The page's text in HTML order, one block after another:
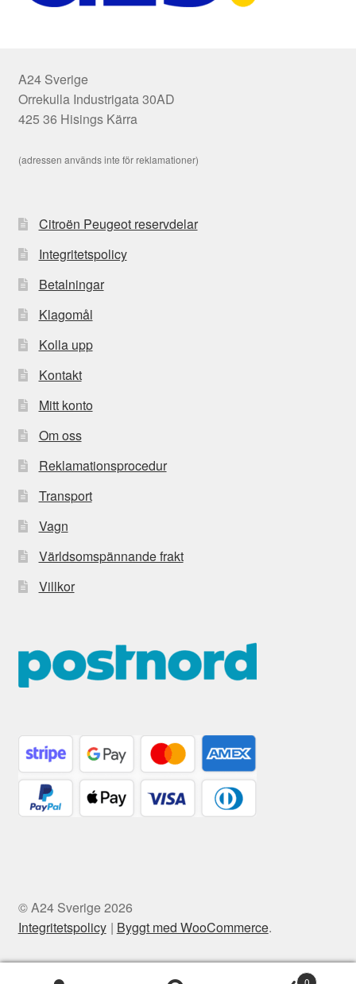
A24 Sverige
Orrekulla Industrigata 30AD
425 36 Hisings Kärra
(adressen används inte för reklamationer)
Citroën Peugeot reservdelar
Integritetspolicy
Betalningar
Klagomål
Kolla upp
Kontakt
Mitt konto
Om oss
Reklamationsprocedur
Transport
Vagn
Världsomspännande frakt
Villkor
© A24 Sverige 2026
Integritetspolicy
Byggt med WooCommerce.